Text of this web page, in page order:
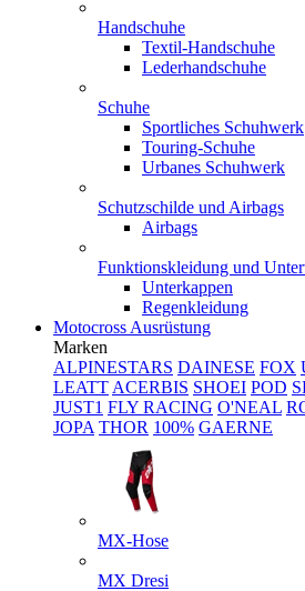
Handschuhe
Textil-Handschuhe
Lederhandschuhe
Schuhe
Sportliches Schuhwerk
Touring-Schuhe
Urbanes Schuhwerk
Schutzschilde und Airbags
Airbags
Funktionskleidung und
Unterkappen
Regenkleidung
Motocross Ausrüstung
Marken
ALPINESTARS DAINESE FOX
LEATT ACERBIS SHOEI POD
JUST1 FLY RACING O'NEAL
JOPA THOR 100% GAERNE
MX-Hose
MX Dresi